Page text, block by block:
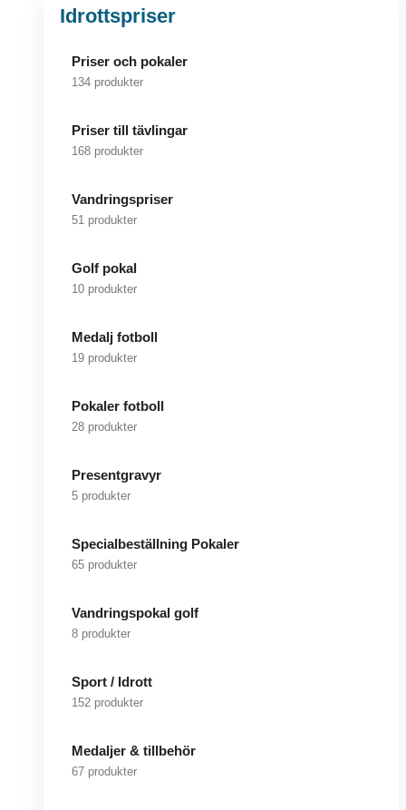
Idrottspriser
Priser och pokaler
134 produkter
Priser till tävlingar
168 produkter
Vandringspriser
51 produkter
Golf pokal
10 produkter
Medalj fotboll
19 produkter
Pokaler fotboll
28 produkter
Presentgravyr
5 produkter
Specialbeställning Pokaler
65 produkter
Vandringspokal golf
8 produkter
Sport / Idrott
152 produkter
Medaljer & tillbehör
67 produkter